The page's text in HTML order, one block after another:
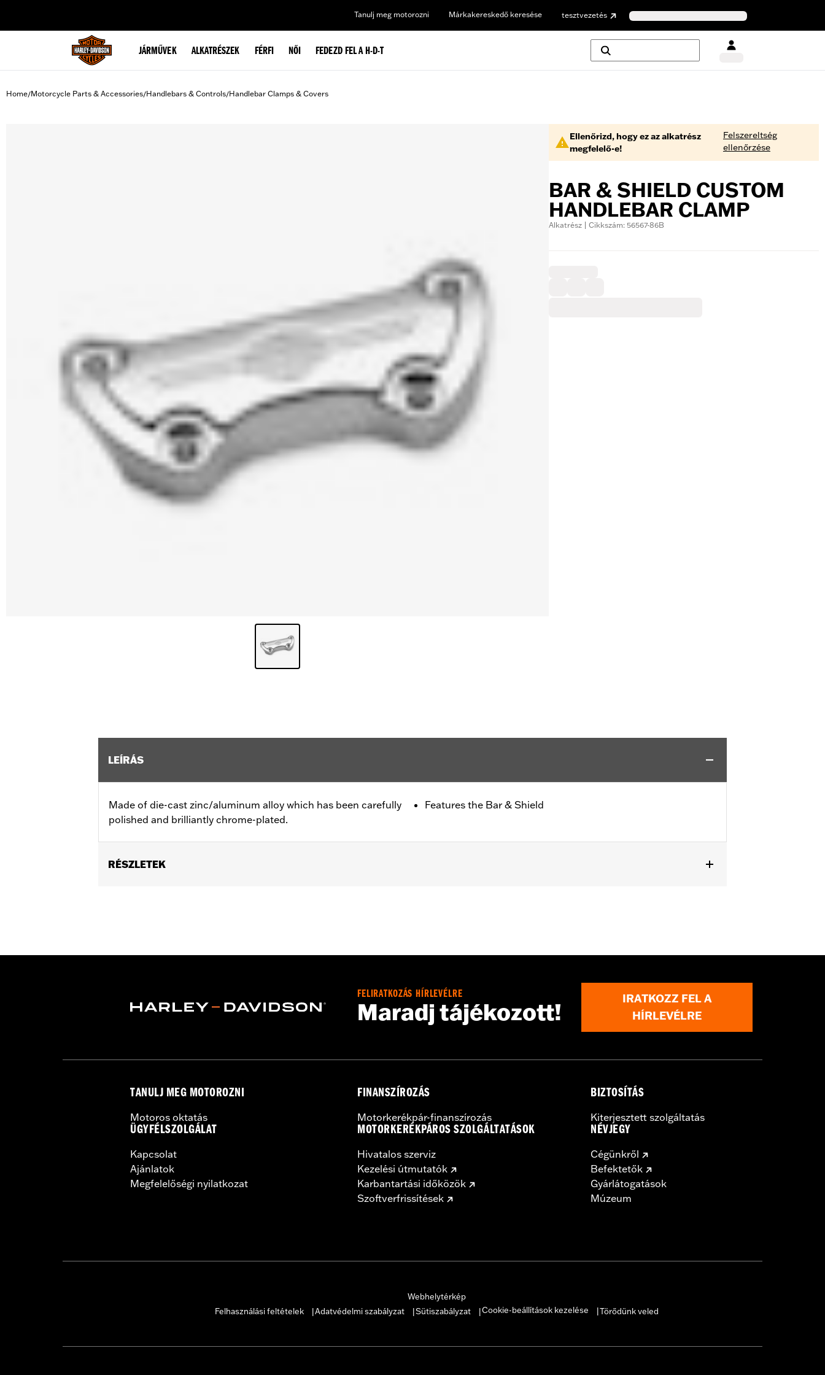
Tanulj meg motorozni Márkakereskedő keresése tesztvezetés
JÁRMŰVEK ALKATRÉSZEK FÉRFI NŐI FEDEZD FEL A H-D-T
Home/Motorcycle Parts & Accessories/Handlebars & Controls/Handlebar Clamps & Covers
Ellenőrizd, hogy ez az alkatrész
megfelelő-e!
Felszereltség
ellenőrzése
BAR & SHIELD CUSTOM
HANDLEBAR CLAMP
Alkatrész | Cikkszám: 56567-86B
LEÍRÁS
Made of die-cast zinc/aluminum alloy which has been carefully
polished and brilliantly chrome-plated.
Features the Bar & Shield
RÉSZLETEK
Material:Die-Cast Zinc/Aluminum Alloy
Installation of some handlebars and risers may require a change in clutch and/or throttle cable and brake lines for some
models. Handlebar height is regulated in many locations. Check local laws to ensure your motorcycle meets applicable
FELIRATKOZÁS HÍRLEVÉLRE
Maradj tájékozott!
IRATKOZZ FEL A
HÍRLEVÉLRE
TANULJ MEG MOTOROZNI
Motoros oktatás
ÜGYFÉLSZOLGÁLAT
Kapcsolat
Ajánlatok
Megfelelőségi nyilatkozat
FINANSZÍROZÁS
Motorkerékpár-finanszírozás
MOTORKERÉKPÁROS SZOLGÁLTATÁSOK
Hivatalos szerviz
Kezelési útmutatók
Karbantartási időközök
Szoftverfrissítések
BIZTOSÍTÁS
Kiterjesztett szolgáltatás
NÉVJEGY
Cégünkről
Befektetők
Gyárlátogatások
Múzeum
Webhelytérkép
Felhasználási feltételek
Adatvédelmi szabályzat Sütiszabályzat Cookie-beállítások kezelése Törődünk veled